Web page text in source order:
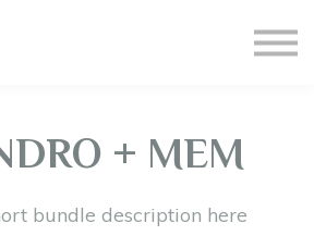
Registrati
Reset Pw
+ MEM
bundle description here